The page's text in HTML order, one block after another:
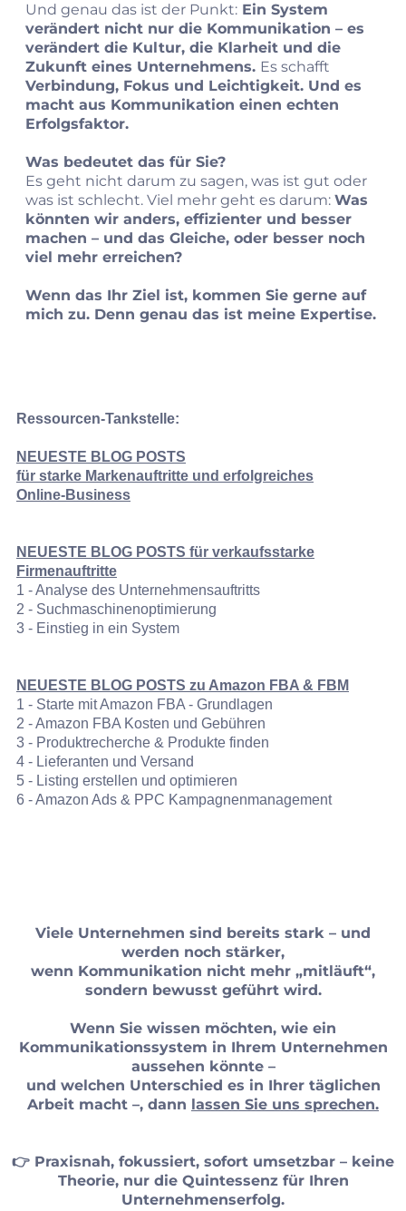
Und genau das ist der Punkt: Ein System
verändert nicht nur die Kommunikation – es
verändert die Kultur, die Klarheit und die
Zukunft eines Unternehmens. Es schafft
Verbindung, Fokus und Leichtigkeit. Und es
macht aus Kommunikation einen echten
Erfolgsfaktor.
Was bedeutet das für Sie?
Es geht nicht darum zu sagen, was ist gut oder
was ist schlecht. Viel mehr geht es darum: Was
könnten wir anders, effizienter und besser
machen – und das Gleiche, oder besser noch
viel mehr erreichen?
Wenn das Ihr Ziel ist, kommen Sie gerne auf
mich zu. Denn genau das ist meine Expertise.
Ressourcen-Tankstelle:
NEUESTE BLOG POSTS
für starke Markenauftritte und erfolgreiches
Online‑Business
NEUESTE BLOG POSTS für verkaufsstarke
Firmenauftritte
1 - Analyse des Unternehmensauftritts
2 - Suchmaschinenoptimierung
3 - Einstieg in ein System
NEUESTE BLOG POSTS zu Amazon FBA & FBM
1 - Starte mit Amazon FBA - Grundlagen
2 - Amazon FBA Kosten und Gebühren
3 - Produktrecherche & Produkte finden
4 - Lieferanten und Versand
5 - Listing erstellen und optimieren
6 - Amazon Ads & PPC Kampagnenmanagement
Viele Unternehmen sind bereits stark – und
werden noch stärker,
wenn Kommunikation nicht mehr „mitläuft“,
sondern bewusst geführt wird.
Wenn Sie wissen möchten, wie ein
Kommunikationssystem in Ihrem Unternehmen
aussehen könnte –
und welchen Unterschied es in Ihrer täglichen
Arbeit macht –, dann lassen Sie uns sprechen.
👉 Praxisnah, fokussiert, sofort umsetzbar – keine
Theorie, nur die Quintessenz für Ihren
Unternehmenserfolg.